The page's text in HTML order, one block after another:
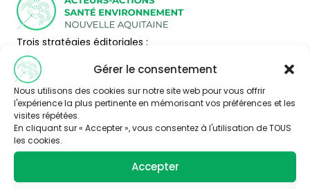
Gérer le consentement
Nous utilisons des cookies sur notre site web pour vous offrir
l'expérience la plus pertinente en mémorisant vos préférences et les
visites répétées.
En cliquant sur « Accepter », vous consentez à l'utilisation de TOUS
les cookies.
Accepter
Trois stratégies éditoriales :
– valoriser la thématique santé-environnement
– faire connaître les acteurs de Nouvelle Aquitaine
– Partager l’information disponible à travers la
publication d’articles, de vidéos et de ressources
pédagogiques.
Nous contacter
Abonnez-vous
Air
Alimentation